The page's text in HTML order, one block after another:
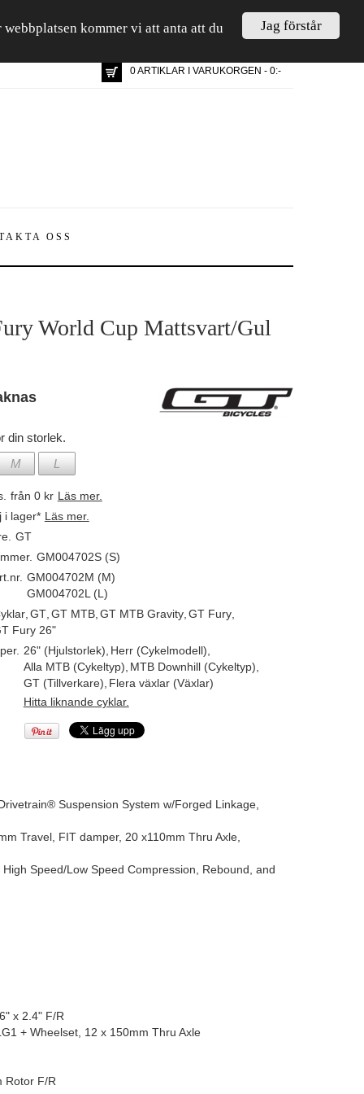
Jag förstår
kommer vi att anta att du
0 ARTIKLAR I VARUKORGEN - 0:-
OSS
World Cup Mattsvart/Gul
din storlek.
M
L
från 0 kr Läs mer.
i lager* Läs mer.
GT
GM004702S (S)
GM004702M (M)
GM004702L (L)
, GT, GT MTB, GT MTB Gravity, GT Fury,
Fury 26"
26" (Hjulstorlek) Herr (Cykelmodell)
Alla MTB (Cykeltyp) MTB Downhill (Cykeltyp)
GT (Tillverkare) Flera växlar (Växlar)
Hitta liknande cyklar.
Suspension System w/Forged Linkage,
Travel, FIT damper, 20 x110mm Thru Axle,
Speed/Low Speed Compression, Rebound, and
x 2.4" F/R
+ Wheelset, 12 x 150mm Thru Axle
Rotor F/R